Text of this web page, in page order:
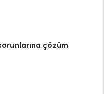
çözüm